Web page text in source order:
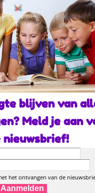
blijven van
Meld je aan
nieuwsbrief!
het ontvangen van de
Aanmelden